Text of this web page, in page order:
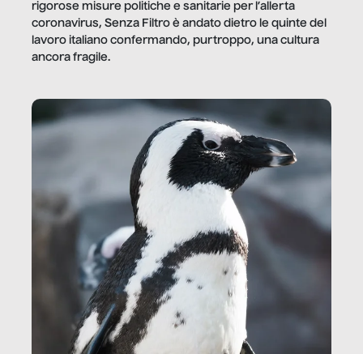
rigorose misure politiche e sanitarie per l’allerta
coronavirus, Senza Filtro è andato dietro le quinte del
lavoro italiano confermando, purtroppo, una cultura
ancora fragile.